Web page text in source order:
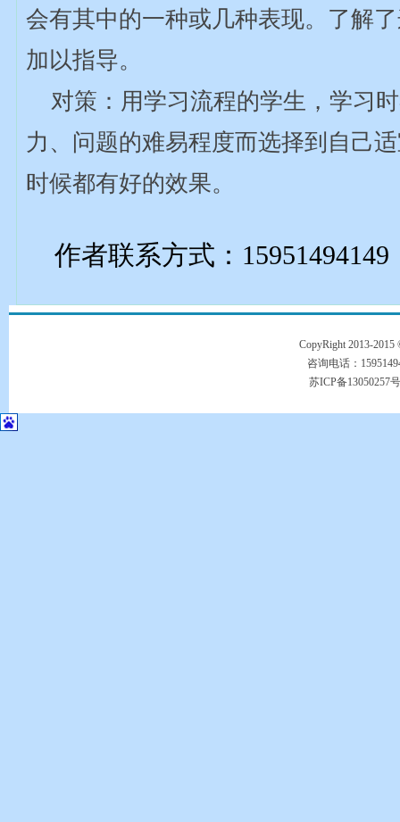
会有其中的一种或几种表现。了解
加以指导。
对策：用学习流程的学生，学习
力、问题的难易程度而选择到自己
时候都有好的效果。
作者联系方式：15951494149
CopyRight 2013-
咨询电话：
苏ICP备13050257